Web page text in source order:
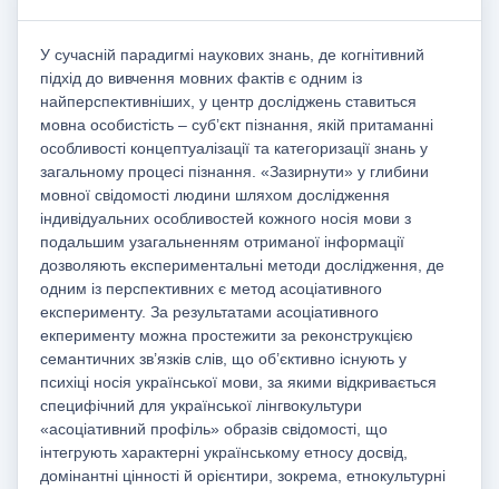
У сучасній парадигмі наукових знань, де когнітивний
підхід до вивчення мовних фактів є одним із
найперспективніших, у центр досліджень ставиться
мовна особистість – суб’єкт пізнання, якій притаманні
особливості концептуалізації та категоризації знань у
загальному процесі пізнання. «Зазирнути» у глибини
мовної свідомості людини шляхом дослідження
індивідуальних особливостей кожного носія мови з
подальшим узагальненням отриманої інформації
дозволяють експериментальні методи дослідження, де
одним із перспективних є метод асоціативного
експерименту. За результатами асоціативного
екперименту можна простежити за реконструкцією
семантичних зв’язків слів, що об’єктивно існують у
психіці носія української мови, за якими відкривається
специфічний для української лінгвокультури
«асоціативний профіль» образів свідомості, що
інтегрують характерні українському етносу досвід,
домінантні цінності й орієнтири, зокрема, етнокультурні